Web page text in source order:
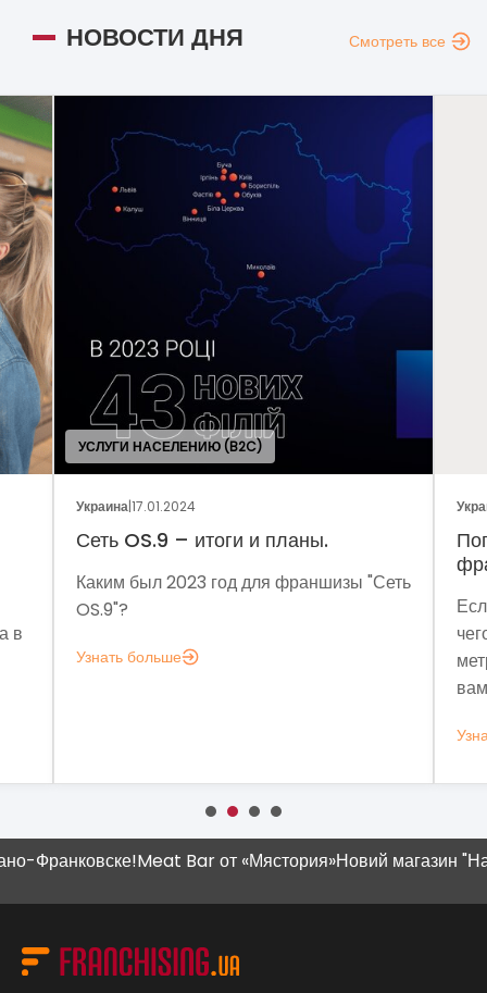
НОВОСТИ ДНЯ Смотреть все
(B2C)
и планы.
год для франшизы "Сеть
Поговорим о динамике
Если задумались над
чего мне аналитика?», вот
метрик, которые помогут
Meat Bar от «Мястория»Новий магазин "Наш